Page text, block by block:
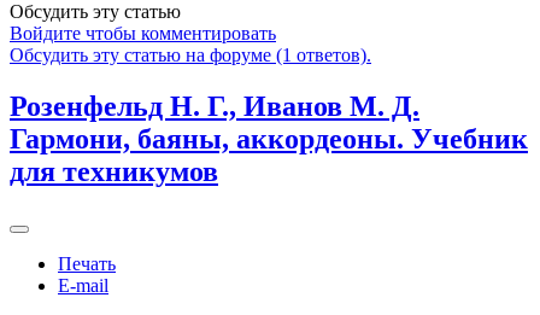
Обсудить эту статью
Войдите чтобы комментировать
Обсудить эту статью на форуме (1 ответов).
Розенфельд Н. Г., Иванов М. Д.
Гармони, баяны, аккордеоны. Учебник
для техникумов
Печать
E-mail